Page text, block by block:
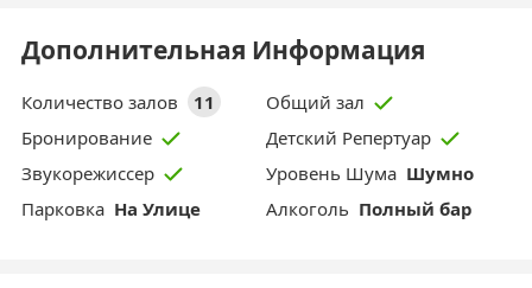
Дополнительная Информация
Количество залов 11
Общий зал
Бронирование
Детский Репертуар
Звукорежиссер
Уровень Шума Шумно
Парковка На Улице Aлкоголь Полный бар